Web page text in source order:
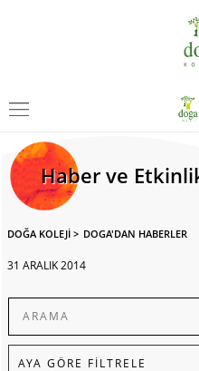
Haber ve
DOĞA KOLEJİ > DOGA'DAN HABERLER
31 ARALIK 2014